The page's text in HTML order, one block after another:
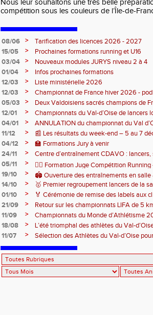
Nous leur souhaitons une très belle
compétition sous les couleurs de l’Île-de-
08/06 >
Tarification des licences 2026 - 2027
15/05
>
Prochaines formations running et U16
03/04
>
Nouveaux modules JURYS niveau 2 à 4
01/04
>
Infos prochaines formations
12/03
>
Liste ministérielle 2026
12/03
>
Championnat de France hiver 2026 -
05/03
>
Deux Valdoisiens sacrés champions de
Bourges 🥇
12/01 >
Championnats du Val-d’Oise de lancers
au stade des Maradas
04/01 >
ANNULATION du championnat du Val
11/12
>
📰 Les résultats du week-end – 5 au 7
04/12
>
🏫 Formations Jury à venir
24/11
>
Centre d’entraînement CDAVO : lancers,
05/11
>
🏃‍♂️ Formation Juge Compétition
19/10
>
🏟️ Ouverture des entraînements en
14/10
>
🥇 Premier regroupement lancers de la
01/10
>
🏅 Cérémonie de remise des labels aux
21/09
>
Retour sur les championnats LIFA de 5
11/09
>
Championnats du Monde d’Athlétisme
18/08
>
L’été triomphal des athlètes du Val-
11/07
>
Sélection des Athlètes du Val-d’Oise
d'Europe U23